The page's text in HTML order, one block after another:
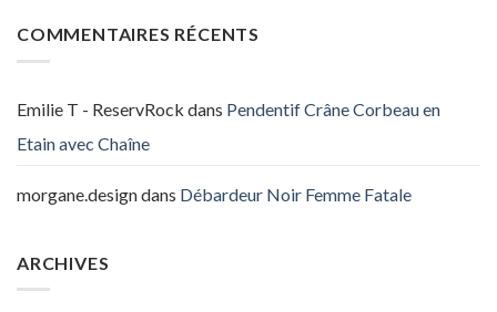
COMMENTAIRES RÉCENTS
Emilie T - ReservRock dans Pendentif Crâne Corbeau en
Etain avec Chaîne
morgane.designdans Débardeur Noir Femme Fatale
ARCHIVES